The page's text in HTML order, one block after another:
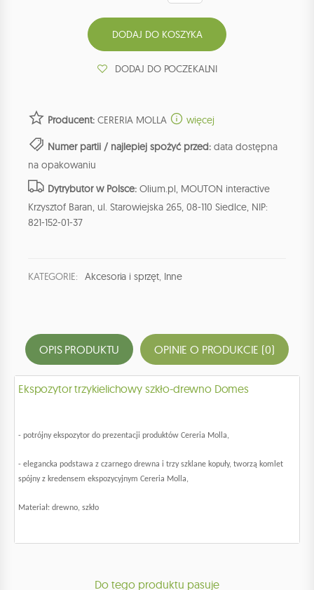
DODAJ DO POCZEKALNI
Producent: CERERIA MOLLA więcej
Numer partii / najlepiej spożyć przed: data dostępna
na opakowaniu
Dytrybutor w Polsce: Olium.pl, MOUTON interactive
Krzysztof Baran, ul. Starowiejska 265, 08-110 Siedlce, NIP:
821-152-01-37
KATEGORIE: Akcesoria i sprzęt, Inne
OPIS PRODUKTU OPINIE O PRODUKCIE (0)
Ekspozytor trzykielichowy szkło-drewno Domes
- potrójny ekspozytor do prezentacji produktów Cereria Molla,
- elegancka podstawa z czarnego drewna i trzy szklane kopuły, tworzą komlet
spójny z kredensem ekspozycyjnym Cereria Molla,
Materiał: drewno, szkło
Do tego produktu pasuje